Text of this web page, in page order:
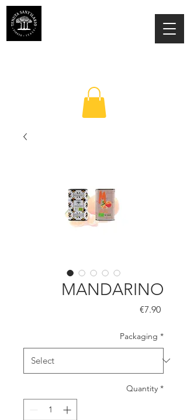
MANDARINO
€7.90Price
Packaging *
Quantity *